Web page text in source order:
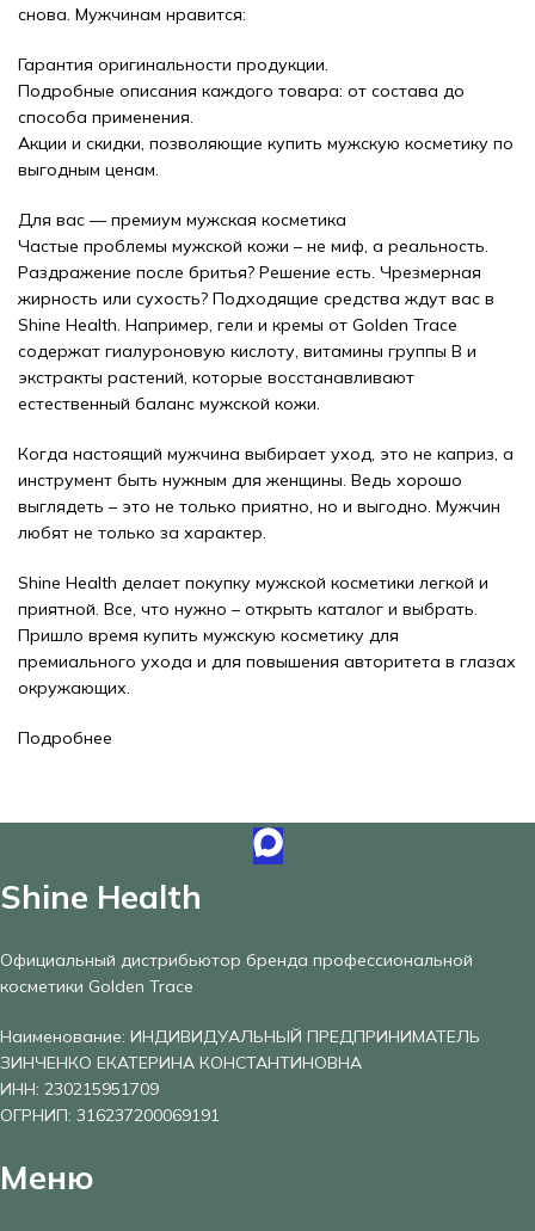
снова. Мужчинам нравится:
Гарантия оригинальности продукции.
Подробные описания каждого товара: от состава до
способа применения.
Акции и скидки, позволяющие купить мужскую косметику по
выгодным ценам.
Для вас — премиум мужская косметика
Частые проблемы мужской кожи – не миф, а реальность.
Раздражение после бритья? Решение есть. Чрезмерная
жирность или сухость? Подходящие средства ждут вас в
Shine Health. Например, гели и кремы от Golden Trace
содержат гиалуроновую кислоту, витамины группы B и
экстракты растений, которые восстанавливают
естественный баланс мужской кожи.
Когда настоящий мужчина выбирает уход, это не каприз, а
инструмент быть нужным для женщины. Ведь хорошо
выглядеть – это не только приятно, но и выгодно. Мужчин
любят не только за характер.
Shine Health делает покупку мужской косметики легкой и
приятной. Все, что нужно – открыть каталог и выбрать.
Пришло время купить мужскую косметику для
премиального ухода и для повышения авторитета в глазах
окружающих.
Подробнее
Shine Health
Официальный дистрибьютор бренда профессиональной
косметики Golden Trace
Наименование: ИНДИВИДУАЛЬНЫЙ ПРЕДПРИНИМАТЕЛЬ
ЗИНЧЕНКО ЕКАТЕРИНА КОНСТАНТИНОВНА
ИНН: 230215951709
ОГРНИП: 316237200069191
Меню